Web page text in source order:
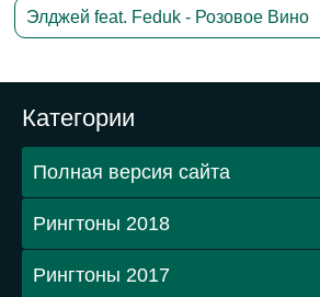
Элджей feat. Feduk - Розовое Вино
Категории
Полная версия сайта
Рингтоны 2018
Рингтоны 2017